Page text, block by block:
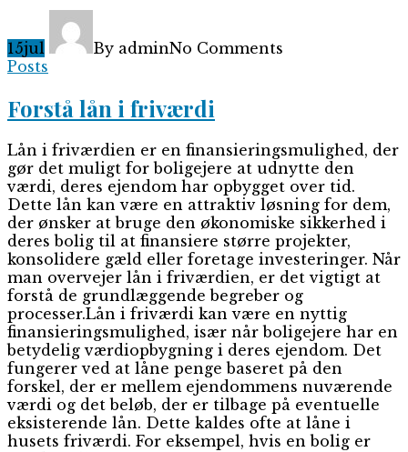
15jul By adminNo Comments
Posts
Forstå lån i friværdi
Lån i friværdien er en finansieringsmulighed, der
gør det muligt for boligejere at udnytte den
værdi, deres ejendom har opbygget over tid.
Dette lån kan være en attraktiv løsning for dem,
der ønsker at bruge den økonomiske sikkerhed i
deres bolig til at finansiere større projekter,
konsolidere gæld eller foretage investeringer. Når
man overvejer lån i friværdien, er det vigtigt at
forstå de grundlæggende begreber og
processer.Lån i friværdi kan være en nyttig
finansieringsmulighed, især når boligejere har en
betydelig værdiopbygning i deres ejendom. Det
fungerer ved at låne penge baseret på den
forskel, der er mellem ejendommens nuværende
værdi og det beløb, der er tilbage på eventuelle
eksisterende lån. Dette kaldes ofte at låne i
husets friværdi. For eksempel, hvis en bolig er